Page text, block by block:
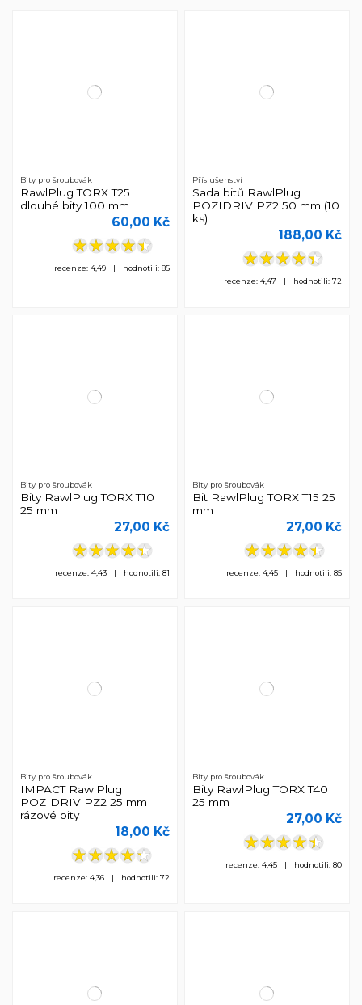
Bity pro šroubovák
RawlPlug TORX T25
dlouhé bity 100 mm
60,00 Kč
recenze: 4,49 | hodnotili: 85
Příslušenství
Sada bitů RawlPlug
POZIDRIV PZ2 50 mm (10
ks)
188,00 Kč
recenze: 4,47 | hodnotili: 72
Bity pro šroubovák
Bity RawlPlug TORX T10
25 mm
27,00 Kč
recenze: 4,43 | hodnotili: 81
Bity pro šroubovák
Bit RawlPlug TORX T15 25
mm
27,00 Kč
recenze: 4,45 | hodnotili: 85
Bity pro šroubovák
IMPACT RawlPlug
POZIDRIV PZ2 25 mm
rázové bity
18,00 Kč
recenze: 4,36 | hodnotili: 72
Bity pro šroubovák
Bity RawlPlug TORX T40
25 mm
27,00 Kč
recenze: 4,45 | hodnotili: 80